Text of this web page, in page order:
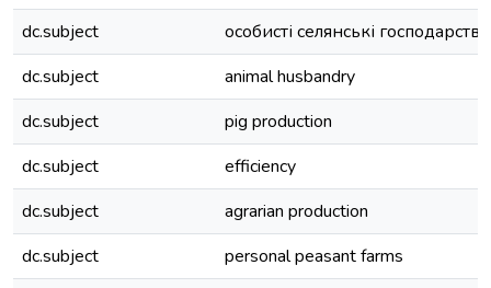
dc.subject
особисті селянські господарства
dc.subject
animal husbandry
dc.subject
pig production
dc.subject
efficiency
dc.subject
agrarian production
dc.subject
personal peasant farms